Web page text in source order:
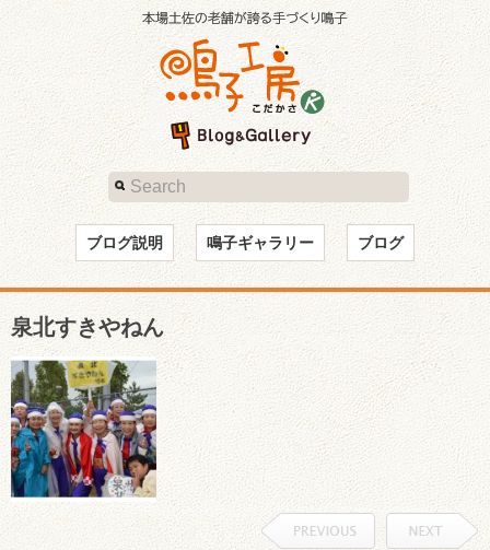
ブログ説明 鳴子ギャラリー ブログ
泉北すきやねん